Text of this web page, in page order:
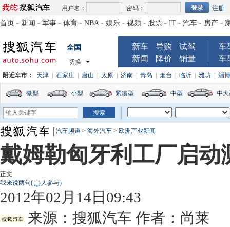
用户名： 密码： 注册
首页 - 新闻 - 军事 - 体育 - NBA - 娱乐 - 视频 - 股票 - IT - 汽车 - 房产 -
全国
切换
新车 导购
试驾
新闻
降价 销量
车
车
附近车市： 天津 石家庄 唐山 太原 济南 青岛 烟台 临沂 潍坊 淄博
微型 小型 紧凑型 中型 中
汽车频道 > 海外汽车 > 欧洲产业新闻
戴姆勒匈牙利工厂启
正文
我来说两句( 人参与)
2012年02月14日09:43
来源： 搜狐汽车 作者：尚莱